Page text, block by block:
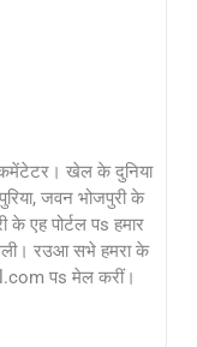
कमेंटेटर। खेल के दुनिया
जवन भोजपुरी के
के एह पोर्टल पs हमार
रउआ सभे हमरा के
पs मेल करीं।